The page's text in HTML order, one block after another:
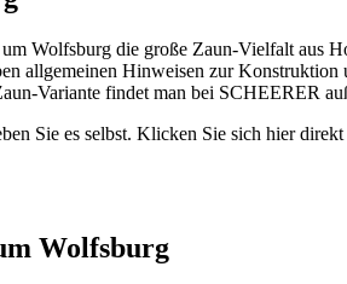
Wolfsburg die große Zaun-Vielfalt aus
allgemeinen Hinweisen zur
Variante findet man bei SCHEERER
Sie es selbst. Klicken Sie sich hier
Wolfsburg